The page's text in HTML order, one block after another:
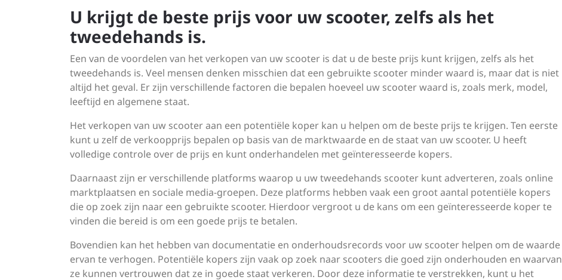
U krijgt de beste prijs voor uw scooter, zelfs als het
tweedehands is.
Een van de voordelen van het verkopen van uw scooter is dat u de beste prijs kunt krijgen, zelfs als het
tweedehands is. Veel mensen denken misschien dat een gebruikte scooter minder waard is, maar dat is niet
altijd het geval. Er zijn verschillende factoren die bepalen hoeveel uw scooter waard is, zoals merk, model,
leeftijd en algemene staat.
Het verkopen van uw scooter aan een potentiële koper kan u helpen om de beste prijs te krijgen. Ten eerste
kunt u zelf de verkoopprijs bepalen op basis van de marktwaarde en de staat van uw scooter. U heeft
volledige controle over de prijs en kunt onderhandelen met geïnteresseerde kopers.
Daarnaast zijn er verschillende platforms waarop u uw tweedehands scooter kunt adverteren, zoals online
marktplaatsen en sociale media-groepen. Deze platforms hebben vaak een groot aantal potentiële kopers
die op zoek zijn naar een gebruikte scooter. Hierdoor vergroot u de kans om een ​​geïnteresseerde koper te
vinden die bereid is om een ​​goede prijs te betalen.
Bovendien kan het hebben van documentatie en onderhoudsrecords voor uw scooter helpen om de waarde
ervan te verhogen. Potentiële kopers zijn vaak op zoek naar scooters die goed zijn onderhouden en waarvan
ze kunnen vertrouwen dat ze in goede staat verkeren. Door deze informatie te verstrekken, kunt u het